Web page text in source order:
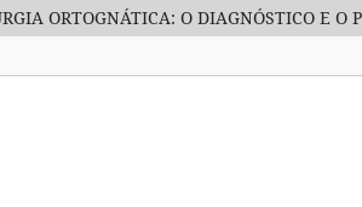
ORTOGNÁTICA: O DIAGNÓSTICO E O